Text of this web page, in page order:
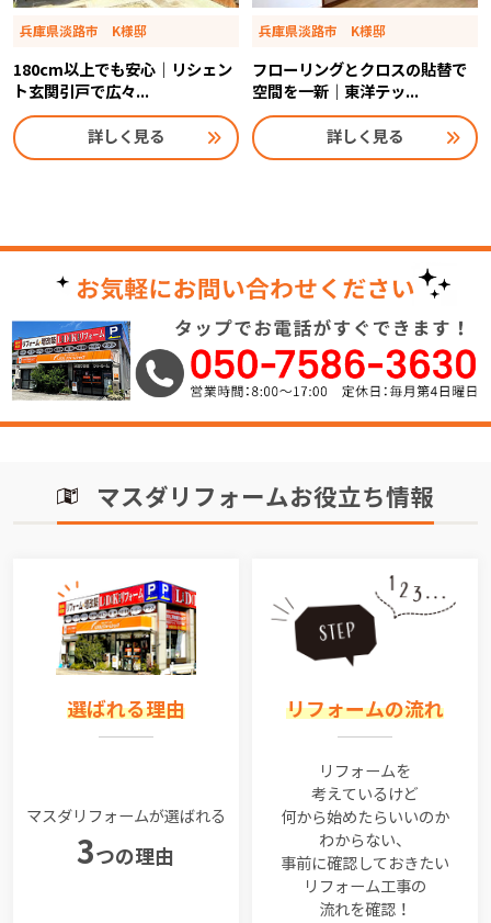
兵庫県淡路市 K様邸
180cm以上でも安心｜リシェン
ト玄関引戸で広々...
詳しく見る
兵庫県淡路市 K様邸
フローリングとクロスの貼替で
空間を一新｜東洋テッ...
詳しく見る
マスダリフォームお役立ち情報
選ばれる理由
マスダリフォームが選ばれる
3つの理由
リフォームの流れ
リフォームを
考えているけど
何から始めたらいいのか
わからない、
事前に確認しておきたい
リフォーム工事の
流れを確認！